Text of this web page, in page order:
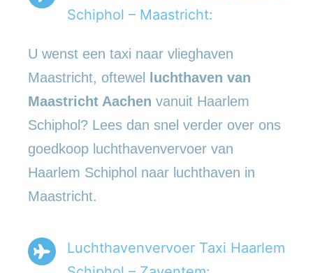
Schiphol – Maastricht:
U wenst een taxi naar vlieghaven
Maastricht, oftewel
luchthaven van
Maastricht Aachen vanuit Haarlem
Schiphol? Lees dan snel verder over ons
goedkoop luchthavenvervoer van
Haarlem Schiphol naar luchthaven in
Maastricht.
Luchthavenvervoer Taxi Haarlem